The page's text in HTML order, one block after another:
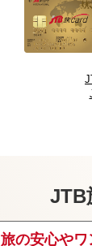
JTB
旅の安心や